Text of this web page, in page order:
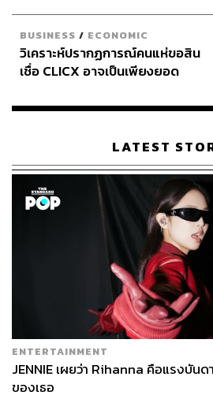
BUSINESS / ECONOMIC
วิเคราะห์ปรากฏการณ์คนแห่ขอสิน
เชื่อ CLICX อาจเป็นเพียงยอด
เรือนไทยที่ถูกซุกไว้
LATEST
ENTERTAINMENT
JENNIE เผยว่า Rihanna คือแรงบัน
ของเธอ